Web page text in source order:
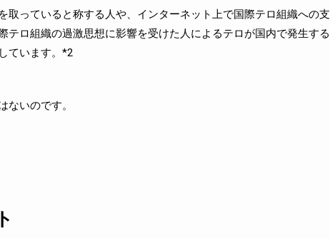
取っていると称する人や、インターネット上で国際テロ組織への支
テロ組織の過激思想に影響を受けた人によるテロが国内で発生する
ています。*2
ないのです。